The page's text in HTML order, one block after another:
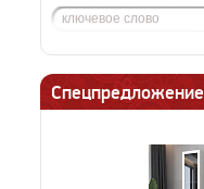
Спецпредложение